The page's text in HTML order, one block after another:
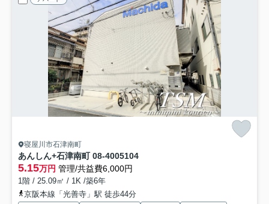
寝屋川市石津南町
あんしん+石津南町 08-4005104
5.15万円 管理/共益費6,000円
1階 / 25.09㎡ / 1K /築6年
京阪本線「光善寺」駅 徒歩44分